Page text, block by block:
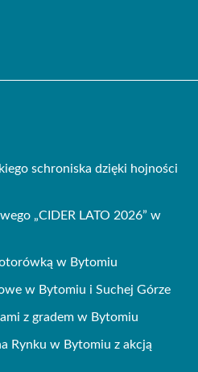
schroniska dzięki hojności
„CIDER LATO 2026” w
w Bytomiu
w Bytomiu i Suchej Górze
z gradem w Bytomiu
Rynku w Bytomiu z akcją